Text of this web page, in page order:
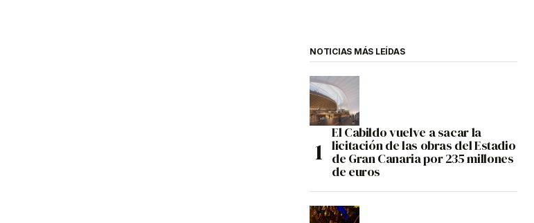
NOTICIAS MÁS LEÍDAS
El Cabildo vuelve a sacar la
licitación de las obras del Estadio
de Gran Canaria por 235 millones
de euros